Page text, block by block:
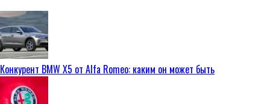
Конкурент BMW X5 от Alfa Romeo: каким он может быть